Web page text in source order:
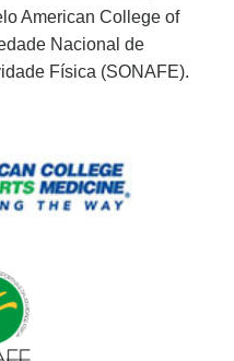
American College of
Nacional de
Física (SONAFE).